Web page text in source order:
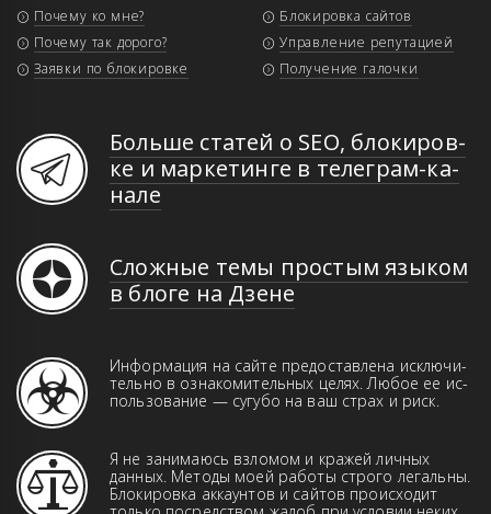
Почему ко мне?
Почему так дорого?
Заявки по блокировке
Блокировка сайтов
Управление репутацией
Получение галочки
Больше статей о SEO, бло­ки­ров­
ке и мар­ке­тин­ге в те­ле­грам-ка­
на­ле
Сложные темы простым языком
в блоге на Дзене
Информация на сайте предоставлена иск­­лю­­чи­­
те­ль­но в оз­на­ко­ми­тель­ных це­лях. Лю­бое ее ис­
поль­зо­ва­ние — сугубо на ваш страх и риск.
Я не занимаюсь взломом и кражей лич­ных
данн­ых. Ме­то­ды моей работы строго ле­галь­ны.
Бло­ки­ров­ка аккаунтов и сай­тов про­ис­хо­дит